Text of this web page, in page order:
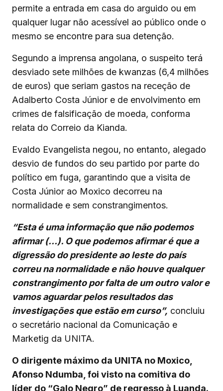
permite a entrada em casa do arguido ou em
qualquer lugar não acessível ao público onde o
mesmo se encontre para sua detenção.
Segundo a imprensa angolana, o suspeito terá
desviado sete milhões de kwanzas (6,4 milhões
de euros) que seriam gastos na receção de
Adalberto Costa Júnior e de envolvimento em
crimes de falsificação de moeda, conforma
relata do Correio da Kianda.
Evaldo Evangelista negou, no entanto, alegado
desvio de fundos do seu partido por parte do
político em fuga, garantindo que a visita de
Costa Júnior ao Moxico decorreu na
normalidade e sem constrangimentos.
“Esta é uma informação que não podemos
afirmar (…). O que podemos afirmar é que a
digressão do presidente ao leste do país
correu na normalidade e não houve qualquer
constrangimento por falta de um outro valor e
vamos aguardar pelos resultados das
investigações que estão em curso”, concluiu
o secretário nacional da Comunicação e
Marketig da UNITA.
O dirigente máximo da UNITA no Moxico,
Afonso Ndumba, foi visto na comitiva do
líder do “Galo Negro” de regresso à Luanda.